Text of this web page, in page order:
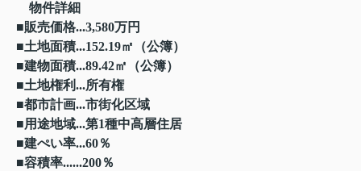
物件詳細
■販売価格...3,580万円
■土地面積...152.19㎡（公簿）
■建物面積...89.42㎡（公簿）
■土地権利...所有権
■都市計画...市街化区域
■用途地域...第1種中高層住居
■建ぺい率...60％
■容積率......200％